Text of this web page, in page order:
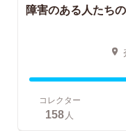
障害のある人たち
コレクター
158人